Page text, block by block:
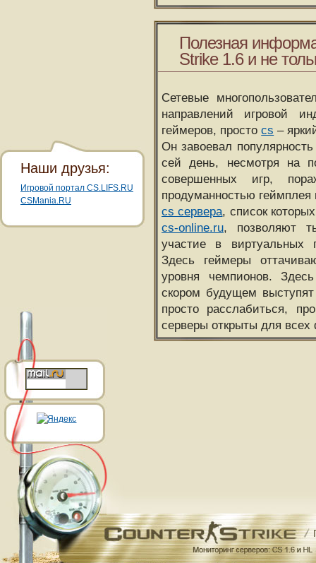
Полезная
Strike 1.6 и не
Сетевые
направлений игровой
геймеров, простоcs –
Он завоевал
сей день, несмотря на
совершенных игр,
продуманностью
cs сервера, список
cs-online.ru, позволяют
участие в виртуальных
Здесь геймеры
уровня чемпионов.
скором будущем
просто расслабиться,
серверы открыты для всех
Наши друзья:
Игровой портал CS.LIFS.RU
CSMania.RU